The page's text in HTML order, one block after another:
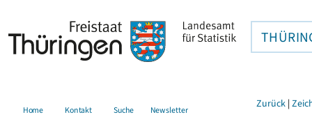
Home Kontakt Suche Newsletter Zurück |